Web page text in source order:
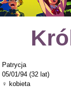
Patrycja
05/01/94 (32 lat)
♀ kobieta